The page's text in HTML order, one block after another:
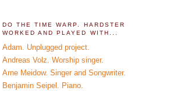
DO THE TIME WARP. HARDSTER
WORKED AND PLAYED WITH...
Adam. Unplugged project.
Andreas Volz. Worship singer.
Arne Meidow. Singer and Songwriter.
Benjamin Seipel. Piano.